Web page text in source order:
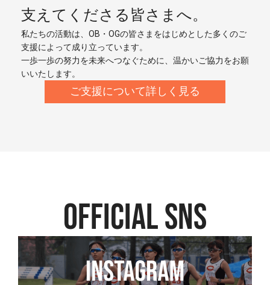
支えてくださる皆さまへ。
私たちの活動は、OB・OGの皆さまをはじめとした多くのご
支援によって成り立っています。
一歩一歩の努力を未来へつなぐために、温かいご協力をお願
いいたします。
ご支援について詳しく見る
official SNS